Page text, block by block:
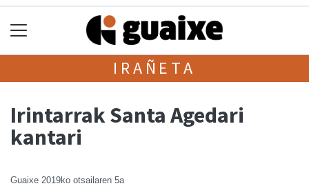
IRAÑETA
Irintarrak Santa Agedari
kantari
Guaixe 2019ko otsailaren 5a